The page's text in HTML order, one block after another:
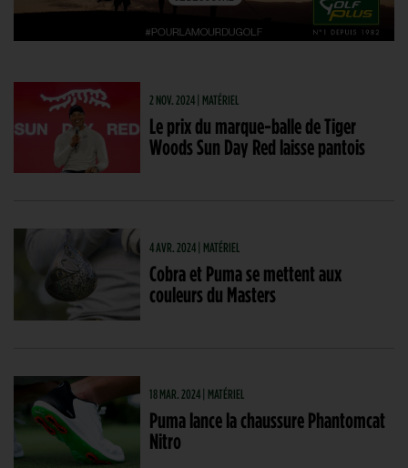
2 NOV. 2024 | MATÉRIEL
Le prix du marque-balle de Tiger
Woods Sun Day Red laisse pantois
4 AVR. 2024 | MATÉRIEL
Cobra et Puma se mettent aux
couleurs du Masters
18 MAR. 2024 | MATÉRIEL
Puma lance la chaussure Phantomcat
Nitro